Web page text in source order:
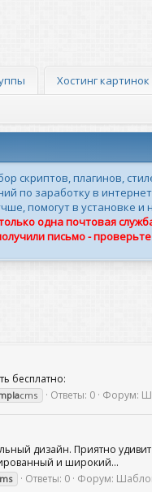
Хостинг картинок
плагинов,
по заработку в
помогут в установке и
одна почтовая
письмо -
бесплатно:
cms Ответы: 0 Форум:
дизайн. Приятно
и широкий...
Ответы: 0 Форум: